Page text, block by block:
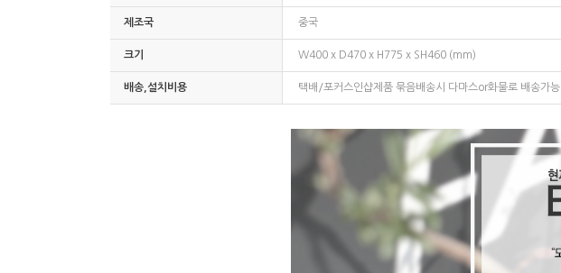
제조국 중국
크기 W400 x D470 x H775 x SH460 (mm)
배송,설치비용 택배/포커스인샵제품 묶음배송시 다마스or화물로 배송가능